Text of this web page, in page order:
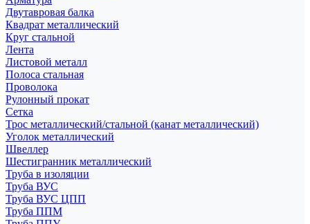
Двутавровая балка
Квадрат металлический
Круг стальной
Лента
Листовой металл
Полоса стальная
Проволока
Рулонный прокат
Сетка
Трос металлический/стальной (канат металлический)
Уголок металлический
Швеллер
Шестигранник металлический
Труба в изоляции
Труба ВУС
Труба ВУС ЦПП
Труба ППМ